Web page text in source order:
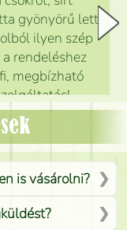
gyönyörű lett.
ilyen szép
rendeléshez
megbízható
Mónika
is vásárolni?